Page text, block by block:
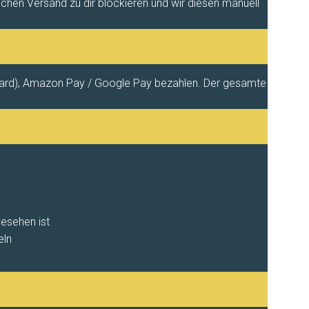
Versand zu dir blockieren und wir diesen manuell
Amazon Pay / Google Pay bezahlen. Der gesamte
ist